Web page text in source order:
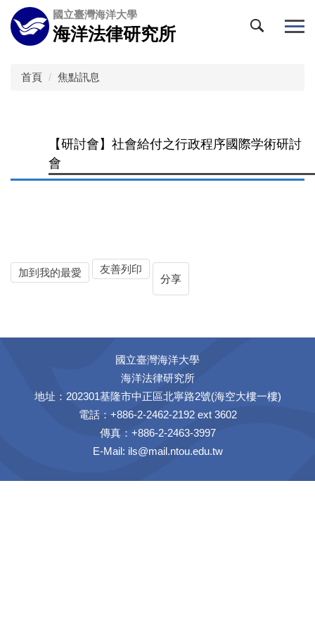
跳
到
主
國立臺灣海洋大學
海洋法律研究所
首頁 焦點訊息
【研討會】社會給付之行政程序國際学術研討
會
加到我的最愛
友善列印
分享
國立臺灣海洋大學
海洋法律研究所
地址：202301基隆市中正區北寧路2號(海空大樓一樓)
電話：+886-2-2462-2192 ext 3602
傳真：+886-2-2463-3997
E-Mail: ils@mail.ntou.edu.tw